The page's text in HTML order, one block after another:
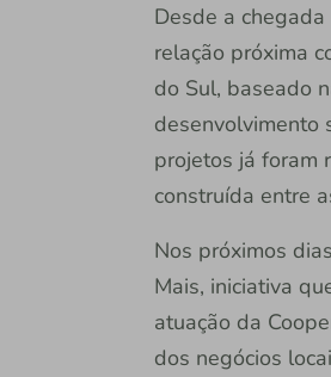
Desde a
relação próxima
do Sul, baseado
desenvolvimento
projetos já foram
construída entre
Nos próximos
Mais, iniciativa
atuação da
dos negócios